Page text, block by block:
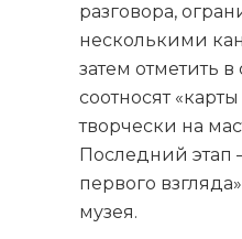
разговора,
несколькими
затем отметить
соотносят
творчески на
Последний этап
первого
музея.